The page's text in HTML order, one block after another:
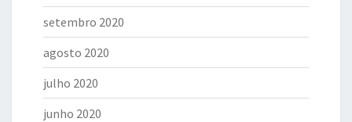
setembro 2020
agosto 2020
julho 2020
junho 2020